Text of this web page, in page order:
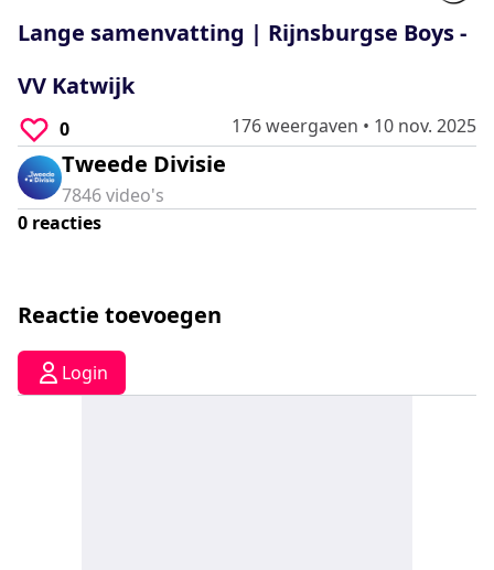
seconds
Lange samenvatting | Rijnsburgse Boys -
VV Katwijk
0 176 weergaven • 10 nov. 2025
Tweede Divisie
7846video's
0 reacties
Reactie toevoegen
Login